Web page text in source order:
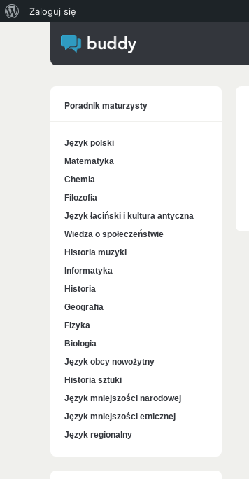
Poradnik maturzysty
Język polski
Matematyka
Chemia
Filozofia
Język łaciński i kultura antyczna
Wiedza o społeczeństwie
Historia muzyki
Informatyka
Historia
Geografia
Fizyka
Biologia
Język obcy nowożytny
Historia sztuki
Język mniejszości narodowej
Język mniejszości etnicznej
Język regionalny
WordPressie
Zaloguj się